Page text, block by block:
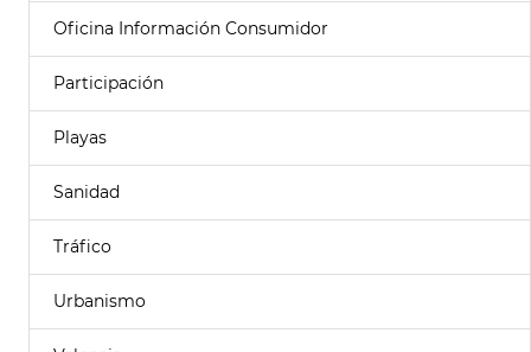
Oficina Información Consumidor
Participación
Playas
Sanidad
Tráfico
Urbanismo